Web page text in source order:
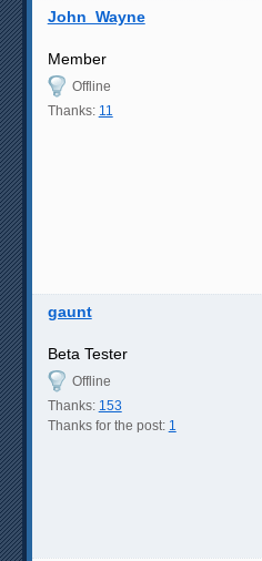
John_Wayne
Member
Offline
Thanks: 11
gaunt
Beta Tester
Offline
Thanks: 153
Thanks for the post: 1